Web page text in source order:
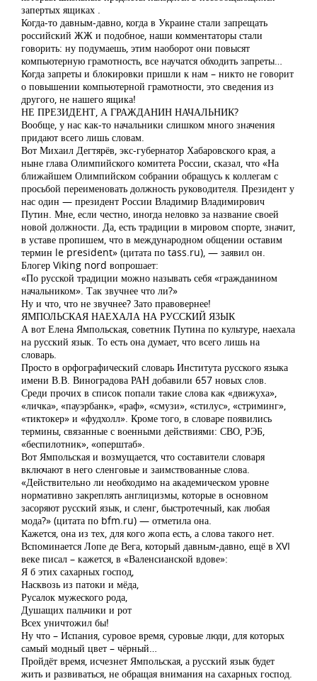
запертых ящиках .
Когда-то давным-давно, когда в Украине стали запрещать
российский ЖЖ и подобное, наши комментаторы стали
говорить: ну подумаешь, этим наоборот они повысят
компьютерную грамотность, все научатся обходить запреты…
Когда запреты и блокировки пришли к нам – никто не говорит
о повышении компьютерной грамотности, это сведения из
другого, не нашего ящика!
НЕ ПРЕЗИДЕНТ, А ГРАЖДАНИН НАЧАЛЬНИК?
Вообще, у нас как-то начальники слишком много значения
придают всего лишь словам.
Вот Михаил Дегтярёв, экс-губернатор Хабаровского края, а
ныне глава Олимпийского комитета России, сказал, что «На
ближайшем Олимпийском собрании обращусь к коллегам с
просьбой переименовать должность руководителя. Президент у
нас один — президент России Владимир Владимирович
Путин. Мне, если честно, иногда неловко за название своей
новой должности. Да, есть традиции в мировом спорте, значит,
в уставе пропишем, что в международном общении оставим
термин le president» (цитата по tass.ru), — заявил он.
Блогер Viking nord вопрошает:
«По русской традиции можно называть себя «гражданином
начальником». Так звучнее что ли?»
Ну и что, что не звучнее? Зато правовернее!
ЯМПОЛЬСКАЯ НАЕХАЛА НА РУССКИЙ ЯЗЫК
А вот Елена Ямпольская, советник Путина по культуре, наехала
на русский язык. То есть она думает, что всего лишь на
словарь.
Просто в орфографический словарь Института русского языка
имени В.В. Виноградова РАН добавили 657 новых слов.
Среди прочих в список попали такие слова как «движуха»,
«личка», «пауэрбанк», «раф», «смузи», «стилус», «стриминг»,
«тиктокер» и «фудхолл». Кроме того, в словаре появились
термины, связанные с военными действиями: СВО, РЭБ,
«беспилотник», «оперштаб».
Вот Ямпольская и возмущается, что составители словаря
включают в него сленговые и заимствованные слова.
«Действительно ли необходимо на академическом уровне
нормативно закреплять англицизмы, которые в основном
засоряют русский язык, и сленг, быстротечный, как любая
мода?» (цитата по bfm.ru) — отметила она.
Кажется, она из тех, для кого жопа есть, а слова такого нет.
Вспоминается Лопе де Вега, который давным-давно, ещё в XVI
веке писал – кажется, в «Валенсианской вдове»:
Я б этих сахарных господ,
Насквозь из патоки и мёда,
Русалок мужеского рода,
Душащих пальчики и рот
Всех уничтожил бы!
Ну что – Испания, суровое время, суровые люди, для которых
самый модный цвет – чёрный…
Пройдёт время, исчезнет Ямпольская, а русский язык будет
жить и развиваться, не обращая внимания на сахарных господ.